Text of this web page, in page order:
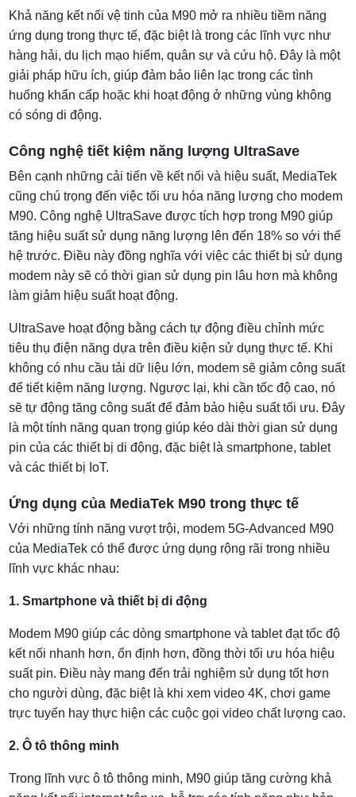
Khả năng kết nối vệ tinh của M90 mở ra nhiều tiềm năng
ứng dụng trong thực tế, đặc biệt là trong các lĩnh vực như
hàng hải, du lịch mạo hiểm, quân sự và cứu hộ. Đây là một
giải pháp hữu ích, giúp đảm bảo liên lạc trong các tình
huống khẩn cấp hoặc khi hoạt động ở những vùng không
có sóng di động.
Công nghệ tiết kiệm năng lượng UltraSave
Bên cạnh những cải tiến về kết nối và hiệu suất, MediaTek
cũng chú trọng đến việc tối ưu hóa năng lượng cho modem
M90. Công nghệ UltraSave được tích hợp trong M90 giúp
tăng hiệu suất sử dụng năng lượng lên đến 18% so với thế
hệ trước. Điều này đồng nghĩa với việc các thiết bị sử dụng
modem này sẽ có thời gian sử dụng pin lâu hơn mà không
làm giảm hiệu suất hoạt động.
UltraSave hoạt động bằng cách tự động điều chỉnh mức
tiêu thụ điện năng dựa trên điều kiện sử dụng thực tế. Khi
không có nhu cầu tải dữ liệu lớn, modem sẽ giảm công suất
để tiết kiệm năng lượng. Ngược lại, khi cần tốc độ cao, nó
sẽ tự động tăng công suất để đảm bảo hiệu suất tối ưu. Đây
là một tính năng quan trọng giúp kéo dài thời gian sử dụng
pin của các thiết bị di động, đặc biệt là smartphone, tablet
và các thiết bị IoT.
Ứng dụng của MediaTek M90 trong thực tế
Với những tính năng vượt trội, modem 5G-Advanced M90
của MediaTek có thể được ứng dụng rộng rãi trong nhiều
lĩnh vực khác nhau:
1. Smartphone và thiết bị di động
Modem M90 giúp các dòng smartphone và tablet đạt tốc độ
kết nối nhanh hơn, ổn định hơn, đồng thời tối ưu hóa hiệu
suất pin. Điều này mang đến trải nghiệm sử dụng tốt hơn
cho người dùng, đặc biệt là khi xem video 4K, chơi game
trực tuyến hay thực hiện các cuộc gọi video chất lượng cao.
2. Ô tô thông minh
Trong lĩnh vực ô tô thông minh, M90 giúp tăng cường khả